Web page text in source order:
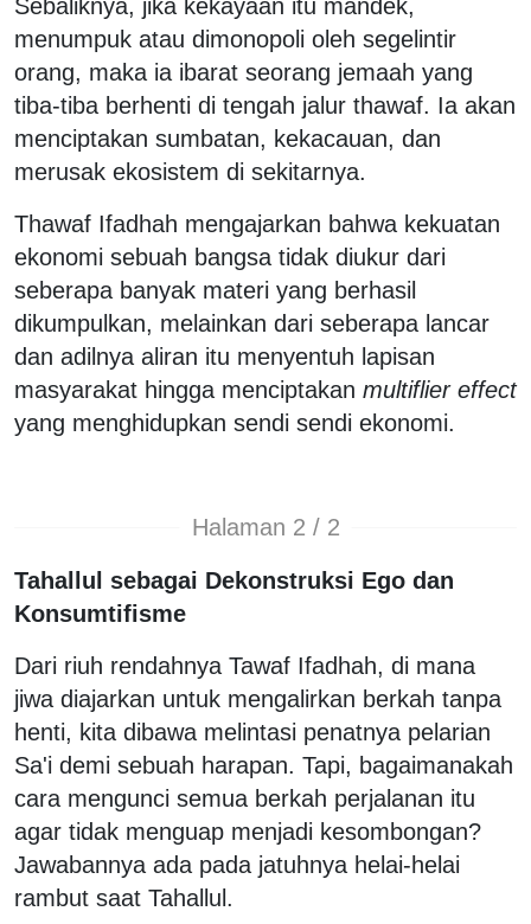
Sebaliknya, jika kekayaan itu mandek,
menumpuk atau dimonopoli oleh segelintir
orang, maka ia ibarat seorang jemaah yang
tiba-tiba berhenti di tengah jalur thawaf. Ia akan
menciptakan sumbatan, kekacauan, dan
merusak ekosistem di sekitarnya.
Thawaf Ifadhah mengajarkan bahwa kekuatan
ekonomi sebuah bangsa tidak diukur dari
seberapa banyak materi yang berhasil
dikumpulkan, melainkan dari seberapa lancar
dan adilnya aliran itu menyentuh lapisan
masyarakat hingga menciptakan multiflier effect
yang menghidupkan sendi sendi ekonomi.
Halaman 2 / 2
Tahallul sebagai Dekonstruksi Ego dan
Konsumtifisme
Dari riuh rendahnya Tawaf Ifadhah, di mana
jiwa diajarkan untuk mengalirkan berkah tanpa
henti, kita dibawa melintasi penatnya pelarian
Sa'i demi sebuah harapan. Tapi, bagaimanakah
cara mengunci semua berkah perjalanan itu
agar tidak menguap menjadi kesombongan?
Jawabannya ada pada jatuhnya helai-helai
rambut saat Tahallul.